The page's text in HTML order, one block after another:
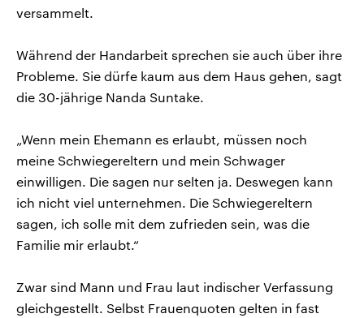
versammelt.
Während der Handarbeit sprechen sie auch über ihre
Probleme. Sie dürfe kaum aus dem Haus gehen, sagt
die 30-jährige Nanda Suntake.
„Wenn mein Ehemann es erlaubt, müssen noch
meine Schwiegereltern und mein Schwager
einwilligen. Die sagen nur selten ja. Deswegen kann
ich nicht viel unternehmen. Die Schwiegereltern
sagen, ich solle mit dem zufrieden sein, was die
Familie mir erlaubt.“
Zwar sind Mann und Frau laut indischer Verfassung
gleichgestellt. Selbst Frauenquoten gelten in fast